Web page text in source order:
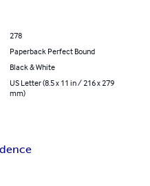
278
Paperback Perfect Bound
Black & White
US Letter (8.5 x 11 in / 216 x 279
mm)